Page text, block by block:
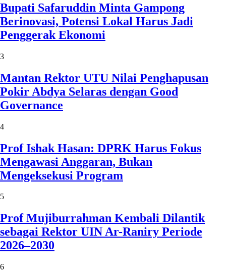
Bupati Safaruddin Minta Gampong
Berinovasi, Potensi Lokal Harus Jadi
Penggerak Ekonomi
3
Mantan Rektor UTU Nilai Penghapusan
Pokir Abdya Selaras dengan Good
Governance
4
Prof Ishak Hasan: DPRK Harus Fokus
Mengawasi Anggaran, Bukan
Mengeksekusi Program
5
Prof Mujiburrahman Kembali Dilantik
sebagai Rektor UIN Ar-Raniry Periode
2026–2030
6